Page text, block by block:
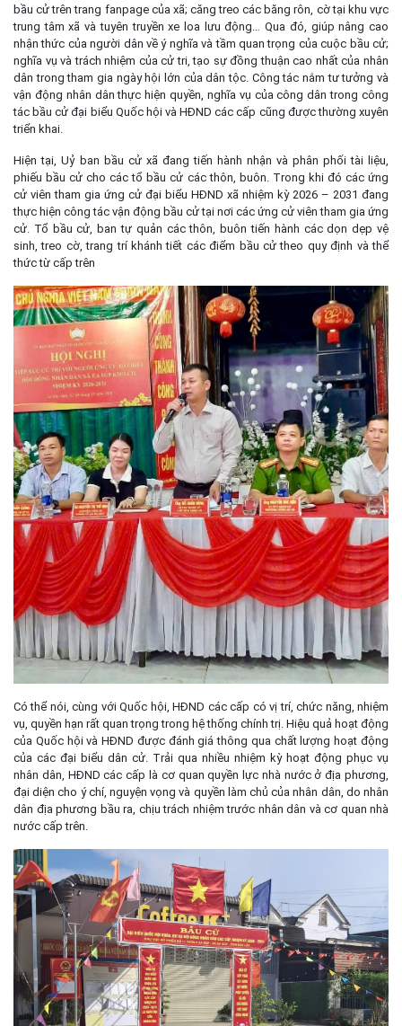
bầu cử trên trang fanpage của xã; căng treo các băng rôn, cờ tại khu vực
trung tâm xã và tuyên truyền xe loa lưu động… Qua đó, giúp nâng cao
nhận thức của người dân về ý nghĩa và tầm quan trọng của cuộc bầu cử;
nghĩa vụ và trách nhiệm của cử tri, tạo sự đồng thuận cao nhất của nhân
dân trong tham gia ngày hội lớn của dân tộc. Công tác nắm tư tưởng và
vận động nhân dân thực hiện quyền, nghĩa vụ của công dân trong công
tác bầu cử đại biểu Quốc hội và HĐND các cấp cũng được thường xuyên
triển khai.
Hiện tại, Uỷ ban bầu cử xã đang tiến hành nhận và phân phối tài liệu,
phiếu bầu cử cho các tổ bầu cử các thôn, buôn. Trong khi đó các ứng
cử viên tham gia ứng cử đại biểu HĐND xã nhiệm kỳ 2026 – 2031 đang
thực hiện công tác vận động bầu cử tại nơi các ứng cử viên tham gia ứng
cử. Tổ bầu cử, ban tự quản các thôn, buôn tiến hành các dọn dẹp vệ
sinh, treo cờ, trang trí khánh tiết các điểm bầu cử theo quy định và thể
thức từ cấp trên
Có thể nói, cùng với Quốc hội, HÐND các cấp có vị trí, chức năng, nhiệm
vụ, quyền hạn rất quan trọng trong hệ thống chính trị. Hiệu quả hoạt động
của Quốc hội và HÐND được đánh giá thông qua chất lượng hoạt động
của các đại biểu dân cử. Trải qua nhiều nhiệm kỳ hoạt động phục vụ
nhân dân, HÐND các cấp là cơ quan quyền lực nhà nước ở địa phương,
đại diện cho ý chí, nguyện vọng và quyền làm chủ của nhân dân, do nhân
dân địa phương bầu ra, chịu trách nhiệm trước nhân dân và cơ quan nhà
nước cấp trên.